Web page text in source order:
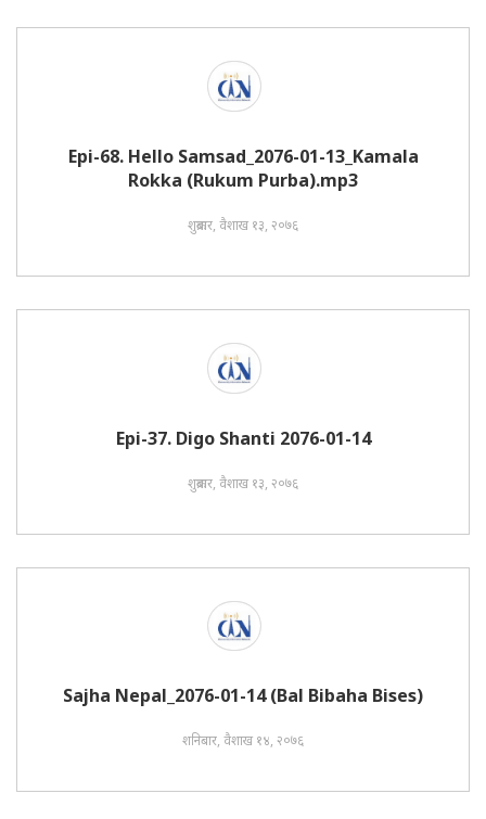
Epi-68. Hello Samsad_2076-01-13_Kamala
Rokka (Rukum Purba).mp3
शुक्रबार, वैशाख १३, २०७६
Epi-37. Digo Shanti 2076-01-14
शुक्रबार, वैशाख १३, २०७६
Sajha Nepal_2076-01-14 (Bal Bibaha Bises)
शनिबार, वैशाख १४, २०७६